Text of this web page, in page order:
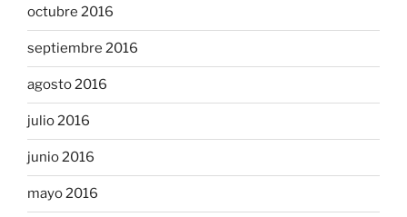
octubre 2016
septiembre 2016
agosto 2016
julio 2016
junio 2016
mayo 2016